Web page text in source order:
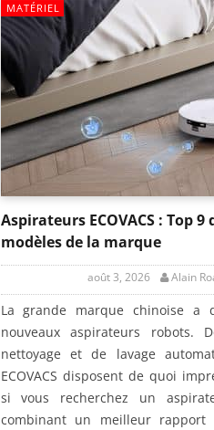
MATÉRIEL
Aspirateurs ECOVACS : Top
modèles de la marque
août 3, 2026 Alain
La grande marque chinoise a
nouveaux aspirateurs robots.
nettoyage et de lavage
ECOVACS disposent de quoi
si vous recherchez un
combinant un meilleur rapport